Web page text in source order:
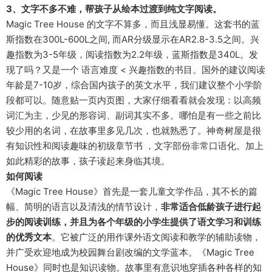
3、文字不多不难，帮孩子从绘本过渡到纯文字阅读。
Magic Tree House 的文字不算多，而且浅显易懂。这套书的蓝
斯指数在300L-600L之间, 而AR分级显示在AR2.8-3.5之间。兴
趣指数为3-5年级，阅读指数为2.2年级，蓝斯指数是340L。发
现了吗？又是一个 语言难度 < 兴趣指数的书目。国外的建议阅读
年龄是7-10岁，综合国内孩子的英文水平，我们建议整个小学阶
段都可以。随意贴一页内页图，大家仔细看看就会发现：以高频
词汇为主，少见的形容词、副词其实不多。哪怕是有一些之前比
较少用的名词，在故事里多见几次，也就熟悉了。神奇树屋是很
有知识性和阅读趣味的初级章节书 ，文字部份非常口语化。加上
如此精彩的故事，孩子读起来身临其境。
如何阅读
《Magic Tree House》首先是一套儿童文学作品，其不长的篇
幅、简明的语言以及清浅的情节设计， 非常适合低龄孩子进行起
步的阅读训练，并且为各个年级的小学生提供了语文学习和训练
的优秀文本。它被广泛的用作课外语文阅读和教学的辅助读物，
并广受欢迎地成为校园舞台剧改编的文学蓝本。《Magic Tree
House》同时也是知识读物。故事里有意识地穿插各种各样的知